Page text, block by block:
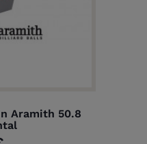
Aramith 50.8